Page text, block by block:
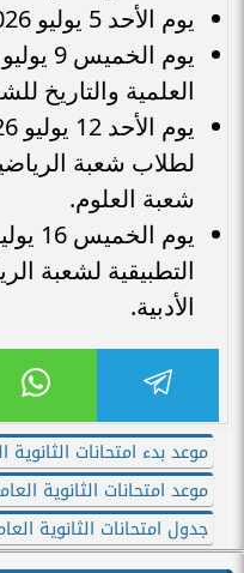
يوم الأحد 5 يوليو 2026 اللغة الأجنبية الأولى.
العلمية والتاريخ
لطلاب شعبة
شعبة العلوم.
التطبيقية لشعبة
الأدبية.
موعد بدء امتحانات الثانوية
موعد امتحانات الثانوية
جدول امتحانات الثانوية العامة